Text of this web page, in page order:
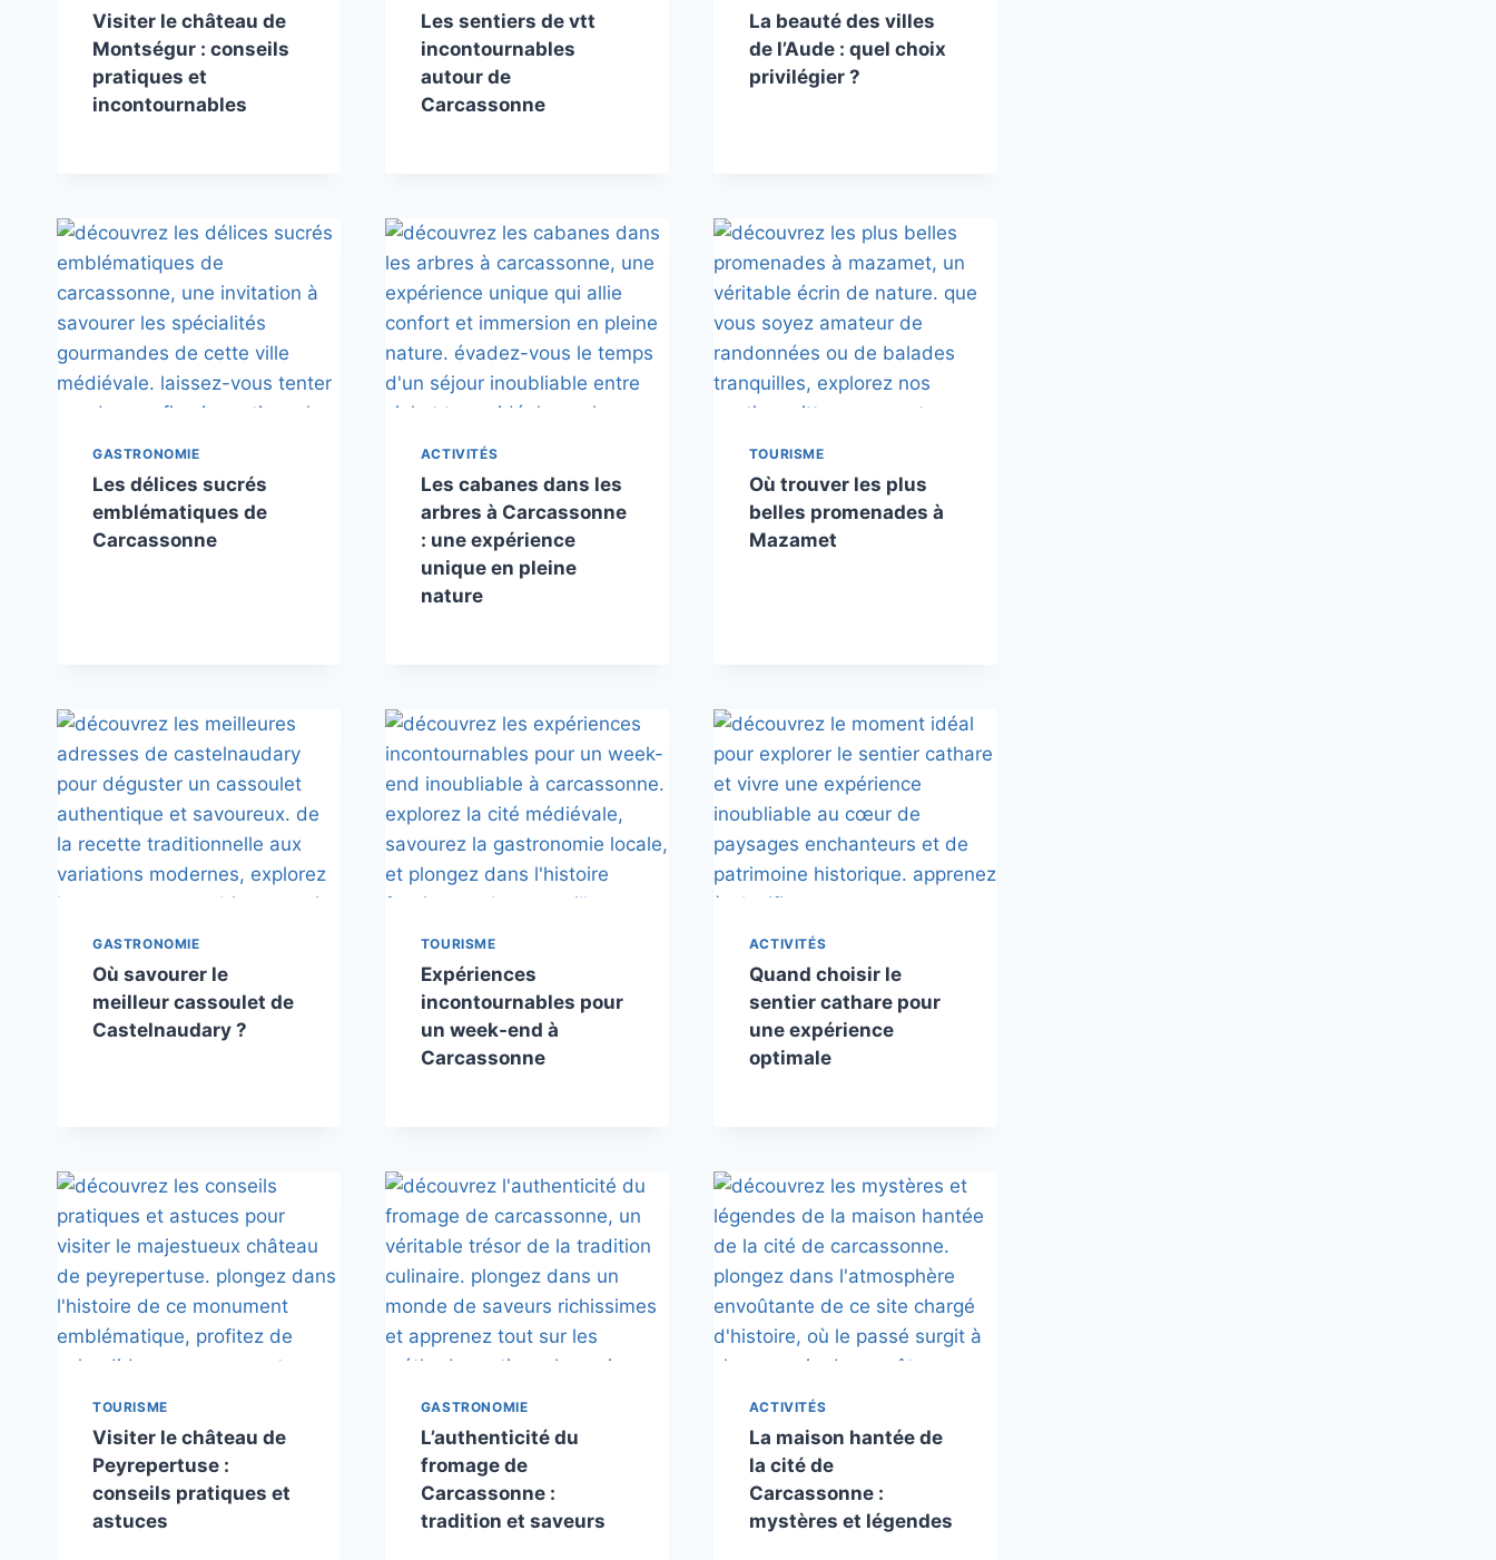
Visiter le château de
Montségur : conseils
pratiques et
incontournables
Les sentiers de vtt
incontournables
autour de
Carcassonne
La beauté des villes
de l’Aude : quel choix
privilégier ?
GASTRONOMIE
Les délices sucrés
emblématiques de
Carcassonne
ACTIVITÉS
Les cabanes dans les
arbres à Carcassonne
: une expérience
unique en pleine
nature
TOURISME
Où trouver les plus
belles promenades à
Mazamet
GASTRONOMIE
Où savourer le
meilleur cassoulet de
Castelnaudary ?
TOURISME
Expériences
incontournables pour
un week-end à
Carcassonne
ACTIVITÉS
Quand choisir le
sentier cathare pour
une expérience
optimale
TOURISME
Visiter le château de
Peyrepertuse :
conseils pratiques et
astuces
GASTRONOMIE
L’authenticité du
fromage de
Carcassonne :
tradition et saveurs
ACTIVITÉS
La maison hantée de
la cité de
Carcassonne :
mystères et légendes